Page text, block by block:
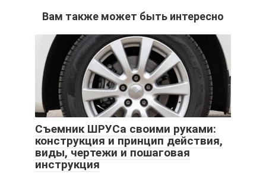
Вам также может быть интересно
Съемник ШРУСа своими руками:
конструкция и принцип действия,
виды, чертежи и пошаговая
инструкция